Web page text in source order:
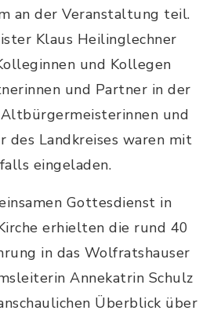
an der Veranstaltung teil.
Klaus Heilinglechner
und Kollegen
und Partner in der
und
Landkreises waren mit
eingeladen.
Gottesdienst in
erhielten die rund 40
in das Wolfratshauser
Annekatrin Schulz
Überblick über